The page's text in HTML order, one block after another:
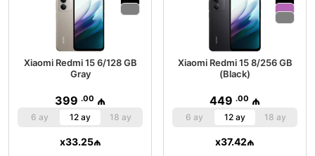
Xiaomi Redmi 15 6/128 GB
Gray
399 .00 ₼
6 ay 12 ay 18 ay
x33.25₼
Xiaomi Redmi 15 8/256 GB
(Black)
449 .00 ₼
6 ay 12 ay 18 ay
x37.42₼